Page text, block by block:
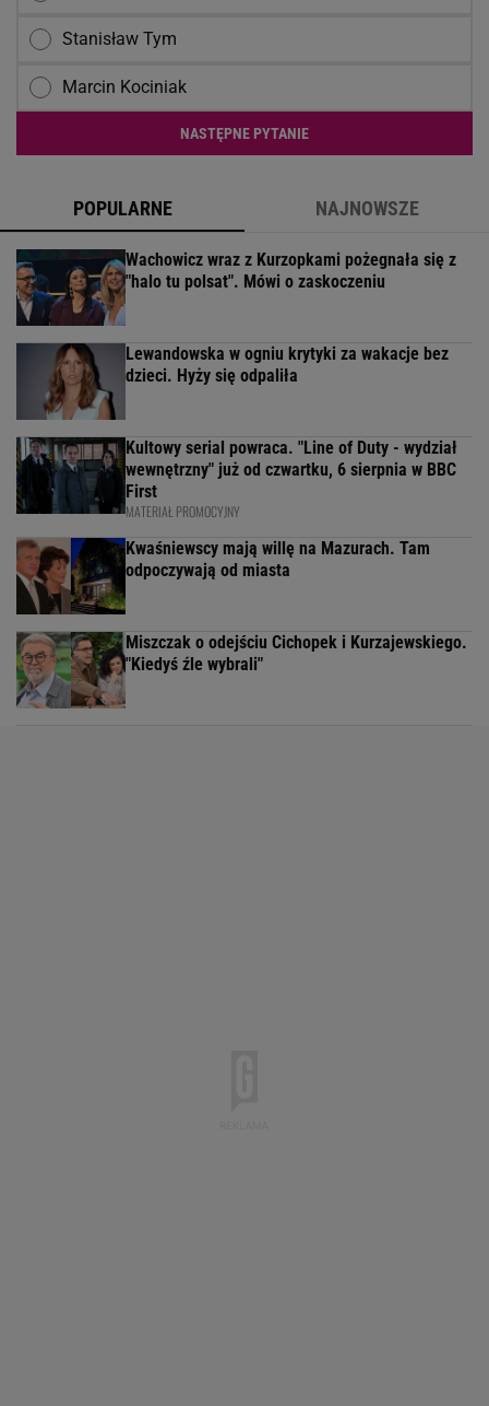
Stanisław Tym
Marcin Kociniak
NASTĘPNE PYTANIE
POPULARNE NAJNOWSZE
Wachowicz wraz z Kurzopkami pożegnała się z
"halo tu polsat". Mówi o zaskoczeniu
Lewandowska w ogniu krytyki za wakacje bez
dzieci. Hyży się odpaliła
Kultowy serial powraca. "Line of Duty - wydział
wewnętrzny" już od czwartku, 6 sierpnia w BBC
First
MATERIAŁ PROMOCYJNY
Kwaśniewscy mają willę na Mazurach. Tam
odpoczywają od miasta
Miszczak o odejściu Cichopek i Kurzajewskiego.
"Kiedyś źle wybrali"